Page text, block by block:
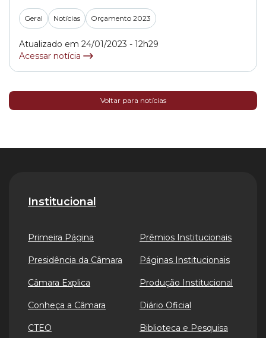
proposto através do PL (Projeto de Lei) 579/2022 , que
trata do LOA (Lei Orçamentária Anual) 2023 era de R$
226,46 milhões, mas houve um acréscimo de 3,13%
Geral Notícias Orçamento 2023
Atualizado em 24/01/2023 - 12h29
Acessar notícia
Voltar para notícias
Institucional
Primeira Página
Presidência da Câmara
Câmara Explica
Conheça a Câmara
CTEO
Prêmios Institucionais
Páginas Institucionais
Produção Institucional
Diário Oficial
Biblioteca e Pesquisa